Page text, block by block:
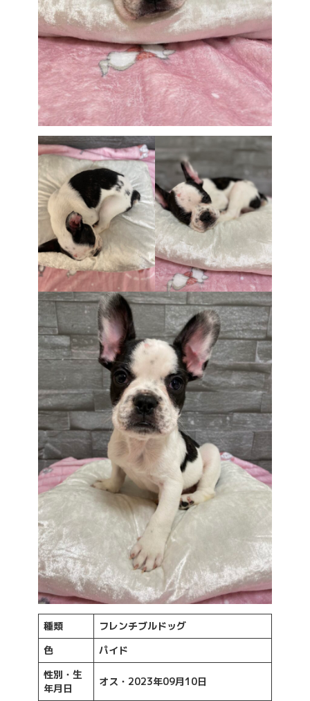
種類
フレンチブルドッグ
色
パイド
性別・生
年月日
オス・ 2023年09月10日